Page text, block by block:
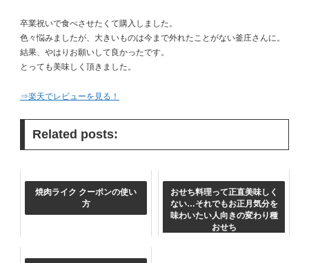
卒業祝いで食べさせたくて購入しました。
色々悩みましたが、大きいものは今まで外れたことがない釜庄さんに。
結果、やはりお願いして良かったです。
とっても美味しく頂きました。
⇒楽天でレビューを見る！
Related posts:
焼肉ライク クーポンの使い
方
おせち料理って正直美味しく
ない…それでもお正月気分を
味わいたい人向きの変わり種
おせち